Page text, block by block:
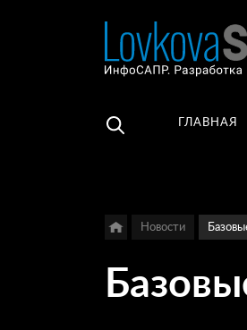
Найти
ГЛАВНАЯ
Новости